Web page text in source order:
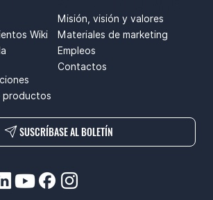
Misión, visión y valores
Materiales de marketing
Empleos
Contactos
Wiki
productos
SUSCRÍBASE AL BOLETÍN